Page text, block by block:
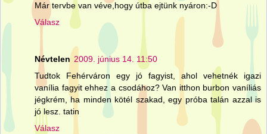
Már tervbe van véve,hogy útba ejtünk nyáron:-D
Válasz
Névtelen 2009. június 14. 11:50
Tudtok Fehérváron egy jó fagyist, ahol vehetnék igazi
vanília fagyit ehhez a csodához? Van itthon burbon vaníliás
jégkrém, ha minden kötél szakad, egy próba talán azzal is
jó lesz. tatin
Válasz